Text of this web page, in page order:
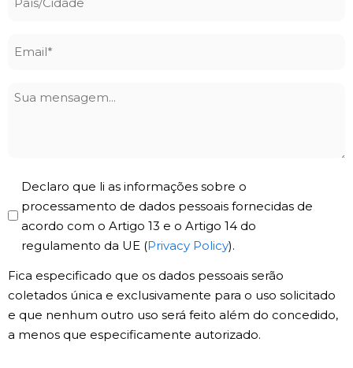
Sua
Privacy
Policy
Declaro que li as informações sobre o
processamento de dados pessoais fornecidas de
acordo com o Artigo 13 e o Artigo 14 do
regulamento da UE (Privacy Policy).
Fica especificado que os dados pessoais serão
coletados única e exclusivamente para o uso solicitado
e que nenhum outro uso será feito além do concedido,
a menos que especificamente autorizado.